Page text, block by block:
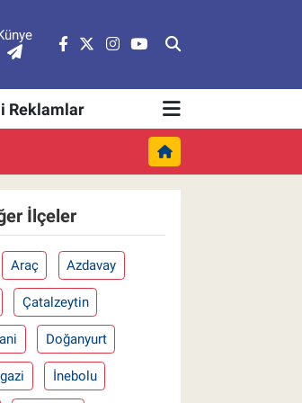
Reklamlar
İlçeler
Araç Azdavay
Çatalzeytin
Doğanyurt
İnebolu